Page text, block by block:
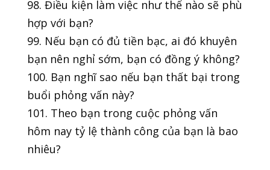
98. Điều kiện làm việc như thế nào sẽ phù
hợp với bạn?
99. Nếu bạn có đủ tiền bạc, ai đó khuyên
bạn nên nghỉ sớm, bạn có đồng ý không?
100. Bạn nghĩ sao nếu bạn thất bại trong
buổi phỏng vấn này?
101. Theo bạn trong cuộc phỏng vấn
hôm nay tỷ lệ thành công của bạn là bao
nhiêu?